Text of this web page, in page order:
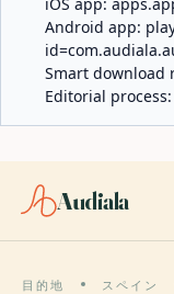
Android app:
Smart download
Editorial process:
Audiala
目的地 スペイン